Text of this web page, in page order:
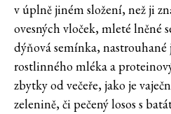
v úplně jiném složení, než ji
ovesných vloček, mleté lněné
dýňová semínka,
rostlinného mléka a
zbytky od večeře, jako je
zelenině, či pečený losos s